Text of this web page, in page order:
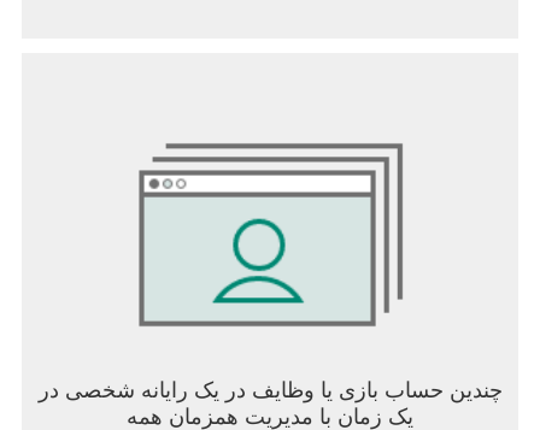
چندین حساب بازی یا وظایف در یک رایانه شخصی در
یک زمان با مدیریت همزمان همه